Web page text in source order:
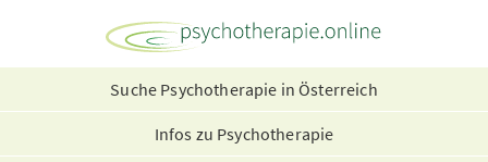
Suche Psychotherapie in Österreich
Infos zu Psychotherapie